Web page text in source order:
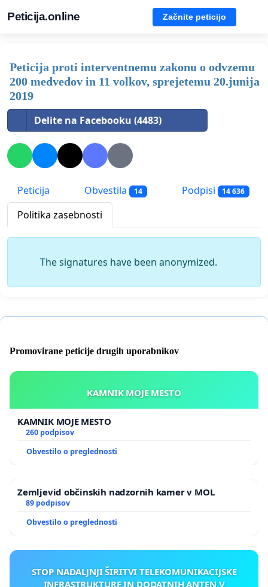
Peticija.online Začnite peticijo
Peticija proti interventnemu zakonu o odvzemu
200 medvedov in 11 volkov, sprejetemu 20.junija
2019
Delite na Facebooku (4483)
Peticija Obvestila 14 Podpisi 14 636
Politika zasebnosti
The signatures have been anonymized.
Promovirane peticije drugih uporabnikov
KAMNIK MOJE MESTO
KAMNIK MOJE MESTO
260 podpisov
Obvestilo o preglednosti
Zemljevid občinskih nadzornih kamer v MOL
89 podpisov
Obvestilo o preglednosti
STOP NADALJNJI ŠIRITVI TELEKOMUNIKACIJSKE
INFRASTRUKTURE IN DODATNIH ANTEN V